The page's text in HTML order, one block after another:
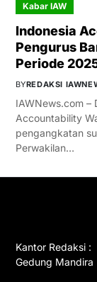
Kabar IAW
Indonesia
Pengurus
Periode
BYREDAKSI
IAWNews.com –
Accountability
pengangkatan
Perwakilan…
Kantor Redaksi :
Gedung Mandira